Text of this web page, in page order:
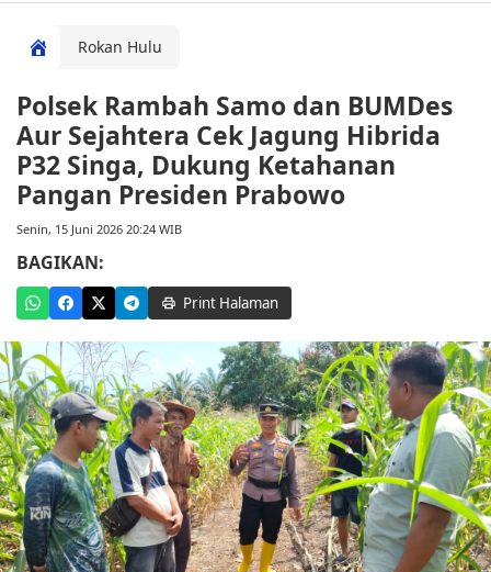
Rokan Hulu
Polsek Rambah Samo dan BUMDes
Aur Sejahtera Cek Jagung Hibrida
P32 Singa, Dukung Ketahanan
Pangan Presiden Prabowo
Senin, 15 Juni 2026 20:24 WIB
BAGIKAN:
Print Halaman